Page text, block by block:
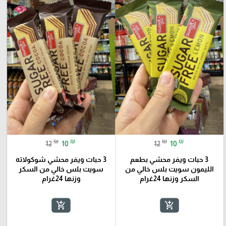
12 ₪ 10 ₪
3 حبات ويفر محشي بطعم
الليمون سويت بلس خالي من
السكر وزنها 24غرام
add_shopping_cart
12 ₪ 10 ₪
3 حبات ويفر محشي شوكولاته
سويت بلس خالي من السكر
وزنها 24غرام
add_shopping_cart